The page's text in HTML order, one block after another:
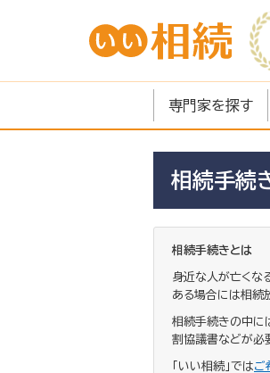
専門家を探す
相続手続
相続手続きとは
身近な人が亡くな
ある場合には相続
相続手続きの中に
割協議書などが必
「いい相続」ではご